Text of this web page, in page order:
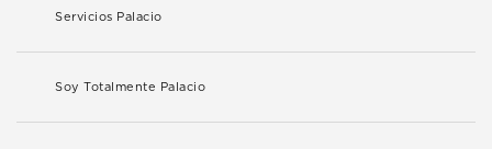
Servicios Palacio
Soy Totalmente Palacio